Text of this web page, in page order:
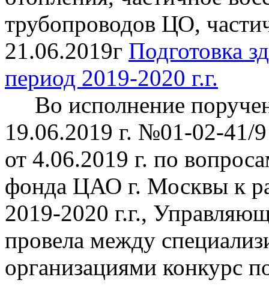
трубопроводов ЦО,
21.06.2019г Подготовка
период 2019-2020 г.г.
Во исполнение
19.06.2019 г. №01-02-41/
от 4.06.2019 г. по
фонда ЦАО г. Москвы к
2019-2020 г.г.,
провела между
организациями конкурс